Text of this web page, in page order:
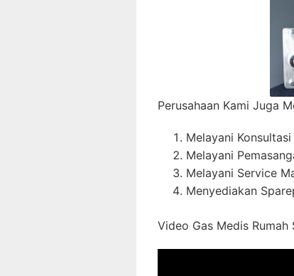
Perusahaan Kami Juga
Melayani
Melayani
Melayani Service
Menyediakan
Video Gas Medis Rumah